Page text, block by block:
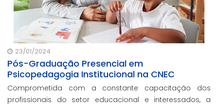
23/01/2024
Pós-Graduação Presencial em
Psicopedagogia Institucional na CNEC
Comprometida com a constante capacitação dos
profissionais do setor educacional e interessados, a